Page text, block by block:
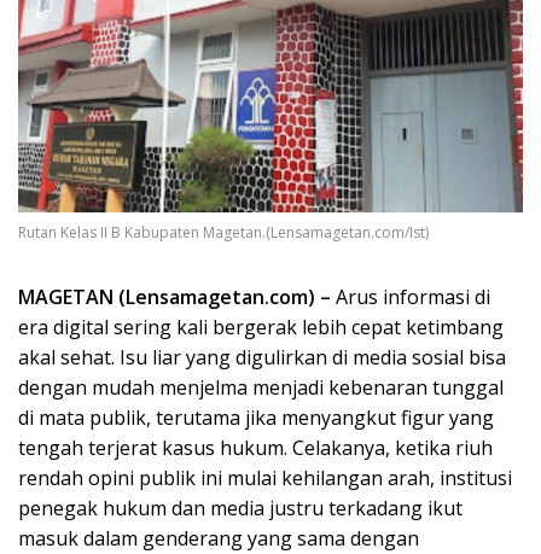
Rutan Kelas II B Kabupaten Magetan.(Lensamagetan.com/Ist)
MAGETAN (Lensamagetan.com) – Arus informasi di
era digital sering kali bergerak lebih cepat ketimbang
akal sehat. Isu liar yang digulirkan di media sosial bisa
dengan mudah menjelma menjadi kebenaran tunggal
di mata publik, terutama jika menyangkut figur yang
tengah terjerat kasus hukum. Celakanya, ketika riuh
rendah opini publik ini mulai kehilangan arah, institusi
penegak hukum dan media justru terkadang ikut
masuk dalam genderang yang sama dengan